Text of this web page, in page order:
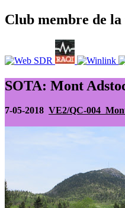
Club membre de
SOTA: Mont
7-05-2018 VE2/QC-004